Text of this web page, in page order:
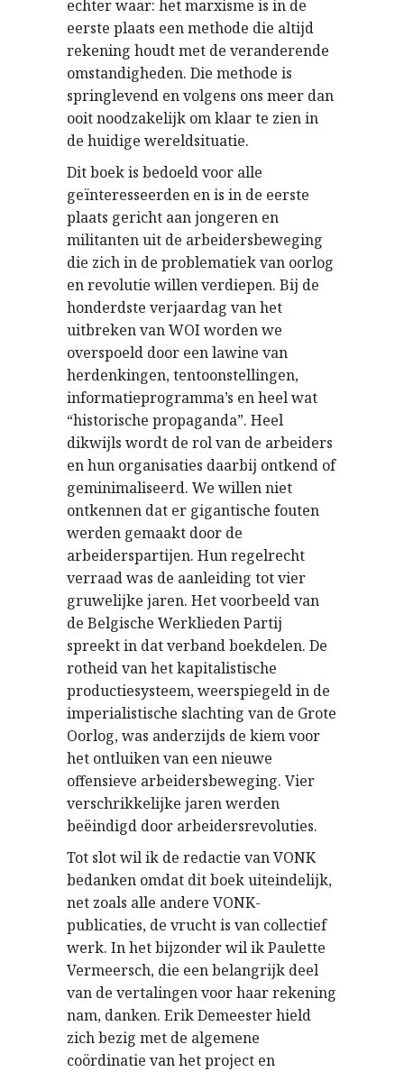
echter waar: het marxisme is in de
eerste plaats een methode die altijd
rekening houdt met de veranderende
omstandigheden. Die methode is
springlevend en volgens ons meer dan
ooit noodzakelijk om klaar te zien in
de huidige wereldsituatie.
Dit boek is bedoeld voor alle
geïnteresseerden en is in de eerste
plaats gericht aan jongeren en
militanten uit de arbeidersbeweging
die zich in de problematiek van oorlog
en revolutie willen verdiepen. Bij de
honderdste verjaardag van het
uitbreken van WOI worden we
overspoeld door een lawine van
herdenkingen, tentoonstellingen,
informatieprogramma’s en heel wat
“historische propaganda”. Heel
dikwijls wordt de rol van de arbeiders
en hun organisaties daarbij ontkend of
geminimaliseerd. We willen niet
ontkennen dat er gigantische fouten
werden gemaakt door de
arbeiderspartijen. Hun regelrecht
verraad was de aanleiding tot vier
gruwelijke jaren. Het voorbeeld van
de Belgische Werklieden Partij
spreekt in dat verband boekdelen. De
rotheid van het kapitalistische
productiesysteem, weerspiegeld in de
imperialistische slachting van de Grote
Oorlog, was anderzijds de kiem voor
het ontluiken van een nieuwe
offensieve arbeidersbeweging. Vier
verschrikkelijke jaren werden
beëindigd door arbeidersrevoluties.
Tot slot wil ik de redactie van VONK
bedanken omdat dit boek uiteindelijk,
net zoals alle andere VONK-
publicaties, de vrucht is van collectief
werk. In het bijzonder wil ik Paulette
Vermeersch, die een belangrijk deel
van de vertalingen voor haar rekening
nam, danken. Erik Demeester hield
zich bezig met de algemene
coördinatie van het project en